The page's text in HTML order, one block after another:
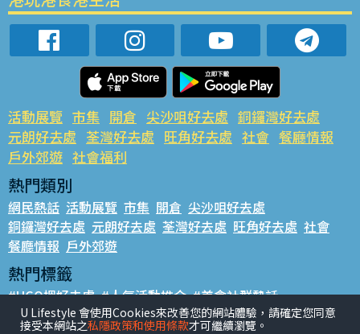
活動展覽 市集 開倉 尖沙咀好去處 銅鑼灣好去處
元朗好去處 荃灣好去處 旺角好去處 社會 餐廳情報
戶外郊遊 社會福利
熱門類別
網民熱話 活動展覽 市集 開倉 尖沙咀好去處
銅鑼灣好去處 元朗好去處 荃灣好去處 旺角好去處 社會
餐廳情報 戶外郊遊
熱門標籤
#UGO搵好去處 #人氣活動推介 #美食社群熱話
#親子玩樂好去處 #ULifestyle應用程式 #限時搶
U Lifestyle 會使用Cookies來改善您的網站體驗，請確定您同意
接受本網站之私隱政策和使用條款才可繼續瀏覽。